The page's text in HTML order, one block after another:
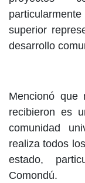
superior
desarrollo
Mencionó que
recibieron es
comunidad
realiza todos
estado,
Comondú.